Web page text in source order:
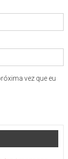
vez que eu